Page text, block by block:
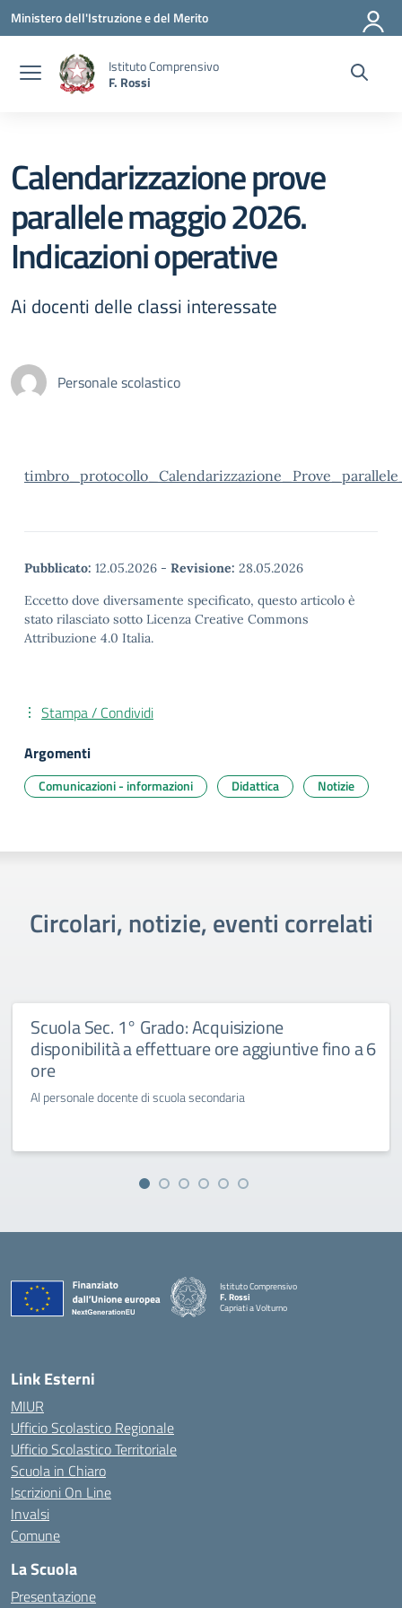
Vai ai contenuti
Vai al menu di navigazione
Vai al footer
Ministero dell'Istruzione e del Merito
Istituto Comprensivo
F. Rossi
Calendarizzazione prove
parallele maggio 2026.
Indicazioni operative
Ai docenti delle classi interessate
Personale scolastico
Pubblicato: 12.05.2026 - Revisione: 28.05.2026
Eccetto dove diversamente specificato, questo articolo è
stato rilasciato sotto Licenza Creative Commons
Attribuzione 4.0 Italia.
Stampa / Condividi
Argomenti
Comunicazioni - informazioni Didattica Notizie
Circolari, notizie, eventi correlati
Scuola Sec. 1° Grado: Acquisizione
disponibilità a effettuare ore aggiuntive fino a 6
ore
Al personale docente di scuola secondaria
Istituto Comprensivo
F. Rossi
Capriati a Volturno
— Visita la pagina iniziale della scuola
Link Esterni
MIUR
Ufficio Scolastico Regionale
Ufficio Scolastico Territoriale
Scuola in Chiaro
Iscrizioni On Line
Invalsi
Comune
La Scuola
Presentazione